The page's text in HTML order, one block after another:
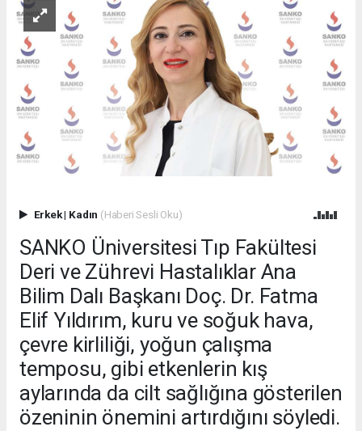
Erkek| Kadın (Haberi Sesli Oku)
SANKO Üniversitesi Tıp Fakültesi
Deri ve Zührevi Hastalıklar Ana
Bilim Dalı Başkanı Doç. Dr. Fatma
Elif Yıldırım, kuru ve soğuk hava,
çevre kirliliği, yoğun çalışma
temposu, gibi etkenlerin kış
aylarında da cilt sağlığına gösterilen
özeninin önemini artırdığını söyledi.